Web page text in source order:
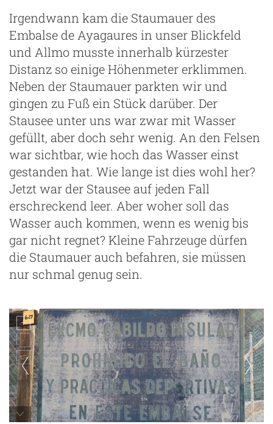
Irgendwann kam die Staumauer des
Embalse de Ayagaures in unser Blickfeld
und Allmo musste innerhalb kürzester
Distanz so einige Höhenmeter erklimmen.
Neben der Staumauer parkten wir und
gingen zu Fuß ein Stück darüber. Der
Stausee unter uns war zwar mit Wasser
gefüllt, aber doch sehr wenig. An den Felsen
war sichtbar, wie hoch das Wasser einst
gestanden hat. Wie lange ist dies wohl her?
Jetzt war der Stausee auf jeden Fall
erschreckend leer. Aber woher soll das
Wasser auch kommen, wenn es wenig bis
gar nicht regnet? Kleine Fahrzeuge dürfen
die Staumauer auch befahren, sie müssen
nur schmal genug sein.